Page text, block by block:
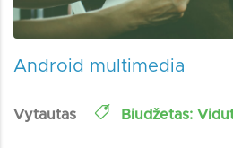
Android multimedia
Vytautas Biudžetas: